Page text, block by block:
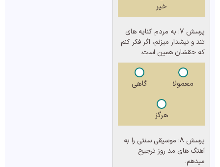
خیر
پرسش 7:
به مردم کنایه های
تند و نیشدار میزنم، اگر فکر کنم
که حقشان همین است.
معمولا گاهی
هرگز
پرسش 8:
موسیقی سنتی را به
آهنگ های مد روز ترجیح
میدهم.